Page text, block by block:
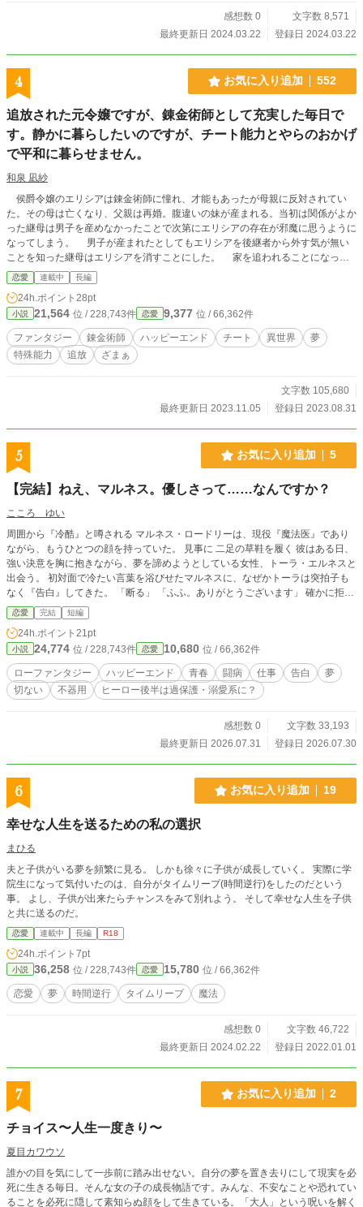
感想数 0
文字数 8,571
最終更新日 2024.03.22
登録日 2024.03.22
4 お気に入り追加 552
追放された元令嬢ですが、錬金術師として充実した毎日で
す。静かに暮らしたいのですが、チート能力とやらのおかげ
で平和に暮らせません。
和泉 凪紗
侯爵令嬢のエリシアは錬金術師に憧れ、才能もあったが母親に反対されてい
た。その母は亡くなり、父親は再婚。腹違いの妹が産まれる。当初は関係がよか
った継母は男子を産めなかったことで次第にエリシアの存在が邪魔に思うように
なってしまう。 男子が産まれたとしてもエリシアを後継者から外す気が無い
ことを知った継母はエリシアを消すことにした。 家を追われることになった
エリシアだったが、名前と姿と変え、一度は諦めた錬金術師として生活を始め
る。 特別な力を持ち錬金術師として充実した毎日を送っていたのに、王子と
騎士団長がやっかいな依頼を持ってきて……。 わたしは静かに暮らしたいの
ですが？
恋愛 連載中 長編
24h.ポイント 28pt
小説 21,564 位 / 228,743件 恋愛 9,377 位 / 66,362件
ファンタジー 錬金術師 ハッピーエンド チート 異世界
夢
特殊能力
追放 ざまぁ
文字数 105,680
最終更新日 2023.11.05
登録日 2023.08.31
5 お気に入り追加 5
【完結】ねえ、マルネス。優しさって……なんですか？
こころ ゆい
周囲から『冷酷』と噂される マルネス・ロードリーは、現役『魔法医』であり
ながら、もうひとつの顔を持っていた。 見事に 二足の草鞋を履く 彼はある日、
強い決意を胸に抱きながら、夢を諦めようとしている女性、トーラ・エルネスと
出会う。 初対面で冷たい言葉を浴びせたマルネスに、なぜかトーラは突拍子も
なく『告白』してきた。 「断る」 「ふふ。ありがとうございます」 確かに拒ん
だはずが、彼女は微笑んでお礼を口にし..... 気づけば マルネスとトーラの関係性
は、仕事上の上司と部下となっていてーー？ 「.....私、試してみたいことがある
んです」 そして、仕事も告白も、どれだけ冷たい言葉や態度をとろうと、トー
ラはめげずに食らいついてきた。 告白を何度拒否しても、彼女は決まって「あ
りがとう」と笑った。 「どうして君は....僕から離れていかないんだ？」 「.....ね
ぇ、マルネス。優しさって.....何ですか？」 彼女の「試したいこと」とはーー？
トーラが笑う理由が明らかになった時、マルネスにとって「初めて」の体験が積
恋愛 完結 短編
24h.ポイント 21pt
小説 24,774 位 / 228,743件 恋愛 10,680 位 / 66,362件
ローファンタジー ハッピーエンド 青春 闘病 仕事 告白
夢
切ない
不器用 ヒーロー後半は過保護・溺愛系に？
感想数 0
文字数 33,193
最終更新日 2026.07.31
登録日 2026.07.30
6 お気に入り追加 19
幸せな人生を送るための私の選択
まひる
夫と子供がいる夢を頻繁に見る。 しかも徐々に子供が成長していく。 実際に学
院生になって気付いたのは、自分がタイムリープ(時間逆行)をしたのだという
事。 よし、子供が出来たらチャンスをみて別れよう。 そして幸せな人生を子供
と共に送るのだ。
恋愛 連載中 長編 R18
24h.ポイント 7pt
小説 36,258 位 / 228,743件 恋愛 15,780 位 / 66,362件
恋愛 夢 時間逆行 タイムリープ 魔法
感想数 0
文字数 46,722
最終更新日 2024.02.22
登録日 2022.01.01
7 お気に入り追加 2
チョイス〜人生一度きり〜
夏目カワウソ
誰かの目を気にして一歩前に踏み出せない。自分の夢を置き去りにして現実を必
死に生きる毎日。そんな女の子の成長物語です。みんな、不安なことや恐れてい
ることを必死に隠して素知らぬ顔をして生きている。「大人」という呪いを解く